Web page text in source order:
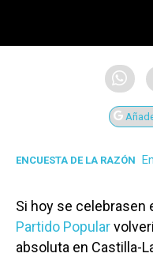
ENCUESTA DE LA RAZÓN
Si hoy se celebrasen
Partido Popular
absoluta en Castilla-